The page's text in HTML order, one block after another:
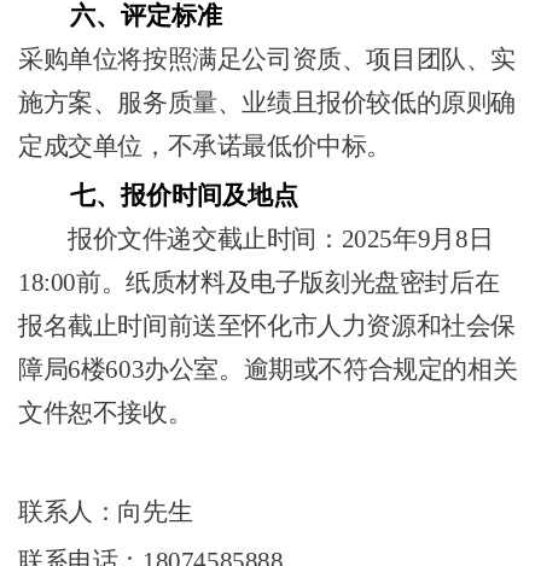
六、 评定标准
采购单位将按照满足公司资质、项目团队、实
施方案、服务质量、业绩且报价较低的原则确
定成交单位 ， 不承诺最低价中标。
七、报价时间及地点
报价文件递交截止时间： 2025年9月 8 日
18:00前。纸质材料及电子版刻光盘密封后在
报名截止时间前送至怀化市人力资源和社会保
障局6楼603办公室。逾期或不符合规定的相关
文件恕不接收。
联系人： 向先生